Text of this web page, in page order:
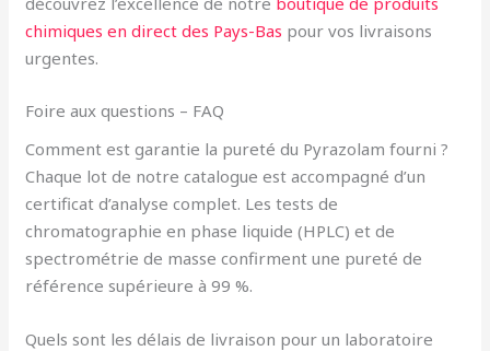
chimiques en direct des Pays-Bas pour vos livraisons
urgentes.
Foire aux questions – FAQ
Comment est garantie la pureté du Pyrazolam fourni ?
Chaque lot de notre catalogue est accompagné d’un
certificat d’analyse complet. Les tests de
chromatographie en phase liquide (HPLC) et de
spectrométrie de masse confirment une pureté de
référence supérieure à 99 %.
Quels sont les délais de livraison pour un laboratoire